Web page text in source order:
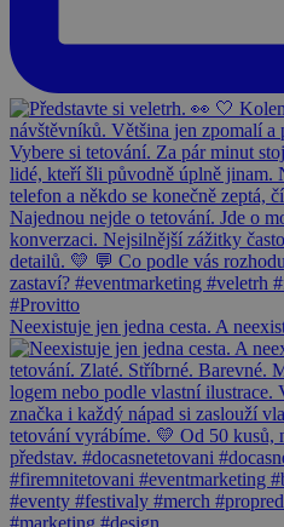
Neexistuje jen jedna cesta. A